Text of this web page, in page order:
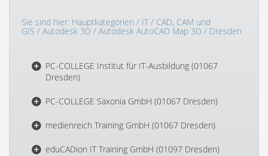
Sie sind hier: Hauptkategorien / IT/ CAD, CAM und
GIS / Autodesk 3D / Autodesk AutoCAD Map 3D / Dresden
PC-COLLEGE Institut für IT-Ausbildung (01067
Dresden)
PC-COLLEGE Saxonia GmbH (01067 Dresden)
medienreich Training GmbH (01067 Dresden)
eduCADion IT Training GmbH (01097 Dresden)